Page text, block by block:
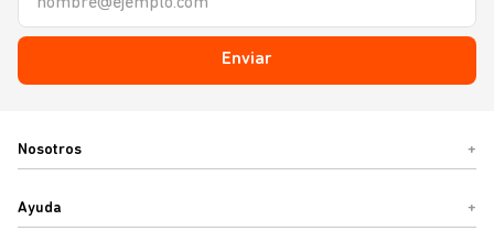
Enviar
Nosotros +
Ayuda +